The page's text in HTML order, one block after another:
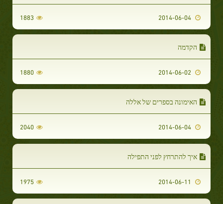
1883
הקדמה
1880
האימונה בספרים של אללה
2040
איך להתרחץ לפני התפילה
1975